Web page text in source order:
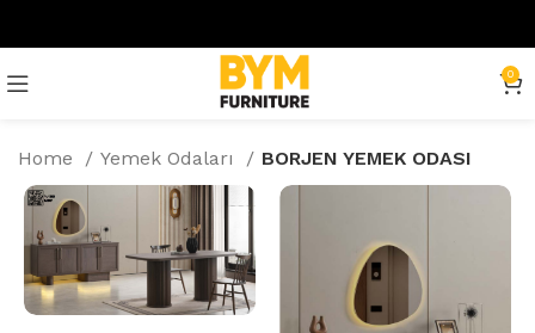
0
Home Yemek Odaları BORJEN YEMEK ODASI